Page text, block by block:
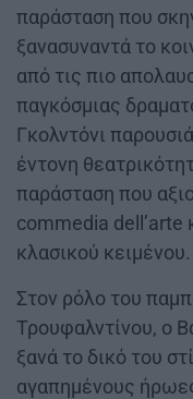
παράσταση που
ξανασυναντά το
από τις πιο
παγκόσμιας
Γκολντόνι
έντονη
παράσταση που
commedia dell’arte
κλασικού κειμένου.
Στον ρόλο του
Τρουφαλντίνου, ο
ξανά το δικό του
αγαπημένους